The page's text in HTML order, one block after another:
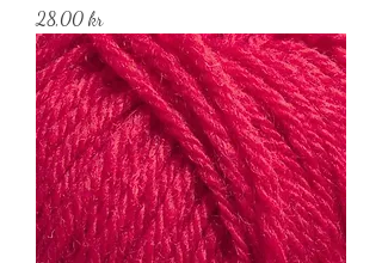
Pris
28,00 kr